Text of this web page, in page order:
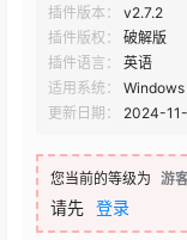
插件版本：
v2.7.2
插件版权：
破解版
插件语言：
英语
适用系统：
Windows
更新日期：
2024-
您当前的等级为 游
请先 登录